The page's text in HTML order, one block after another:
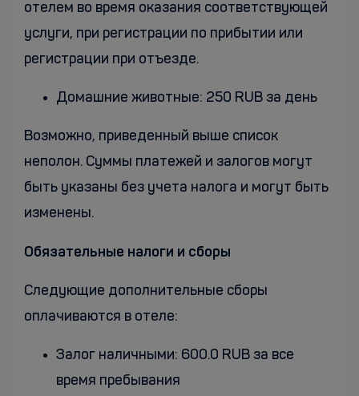
отелем во время оказания соответствующей
услуги, при регистрации по прибытии или
регистрации при отъезде.
Домашние животные: 250 RUB за день
Возможно, приведенный выше список
неполон. Суммы платежей и залогов могут
быть указаны без учета налога и могут быть
изменены.
Обязательные налоги и сборы
Следующие дополнительные сборы
оплачиваются в отеле:
Залог наличными: 600.0 RUB за все
время пребывания